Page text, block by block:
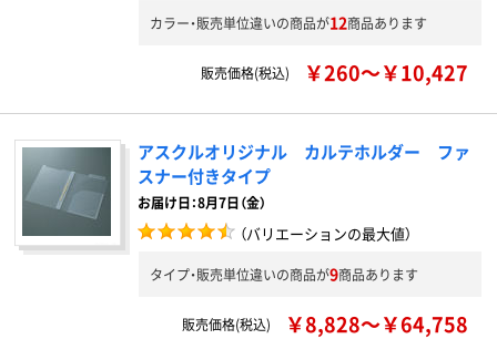
カラー・販売単位違いの商品が12商品あります
販売価格(税込) ￥260～￥10,427
アスクルオリジナル カルテホルダー ファ
スナー付きタイプ
お届け日：8月7日（金）
（バリエーションの最大値）
タイプ・販売単位違いの商品が9商品あります
販売価格(税込) ￥8,828～￥64,758